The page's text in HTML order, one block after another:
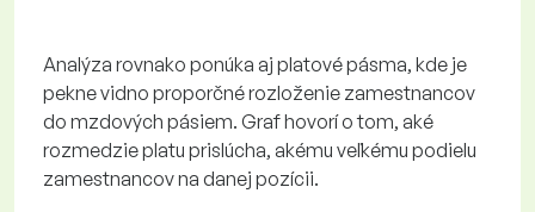
Analýza rovnako ponúka aj platové pásma, kde je
pekne vidno proporčné rozloženie zamestnancov
do mzdových pásiem. Graf hovorí o tom, aké
rozmedzie platu prislúcha, akému veľkému podielu
zamestnancov na danej pozícii.